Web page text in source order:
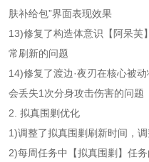
肤补给包”界面表现效果
13)修复了构造体意识【阿呆芙
常刷新的问题
14)修复了渡边·夜刃在核心被
会丢失1次分身攻击伤害的问题
2. 拟真围剿优化
1)调整了拟真围剿刷新时间，
2)每周任务中【拟真围剿】任